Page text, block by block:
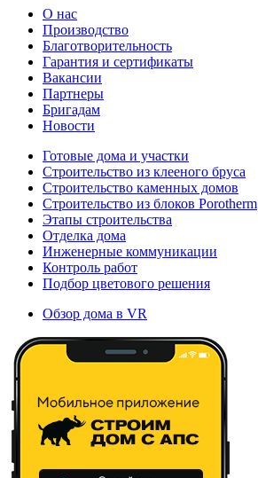
О нас
Производство
Благотворительность
Гарантия и сертификаты
Вакансии
Партнеры
Бригадам
Новости
Готовые дома и участки
Строительство из клееного бруса
Строительство каменных домов
Строительство из блоков Porotherm
Этапы строительства
Отделка дома
Инженерные коммуникации
Контроль работ
Подбор цветового решения
Обзор дома в VR